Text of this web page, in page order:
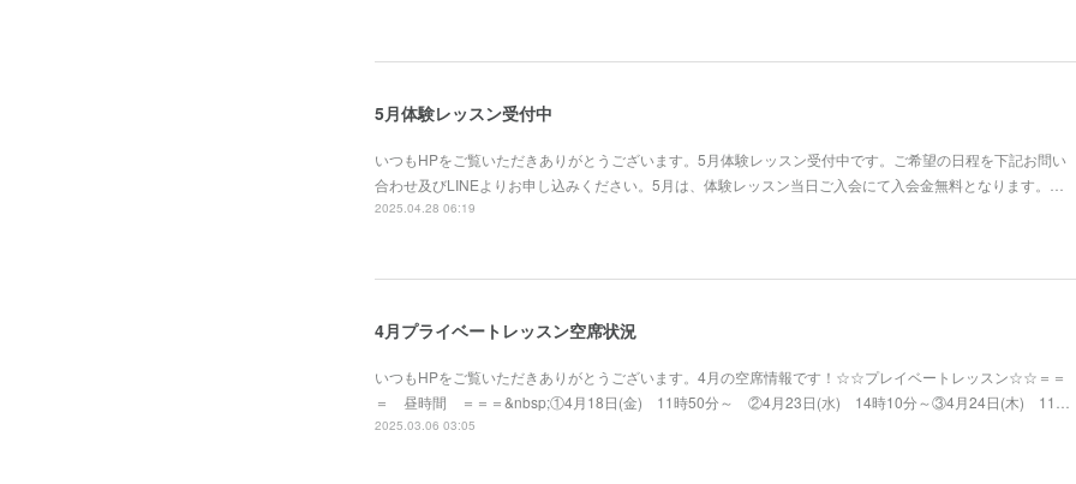
5月体験レッスン受付中
いつもHPをご覧いただきありがとうございます。5月体験レッスン受付中です。ご希望の日程を下記お問い
合わせ及びLINEよりお申し込みください。5月は、体験レッスン当日ご入会にて入会金無料となります。…
2025.04.28 06:19
4月プライベートレッスン空席状況
いつもHPをご覧いただきありがとうございます。4月の空席情報です！☆☆プレイベートレッスン☆☆＝＝
＝ 昼時間 ＝＝＝&nbsp;①4月18日(金) 11時50分～ ②4月23日(水) 14時10分～③4月24日(木) 11…
2025.03.06 03:05